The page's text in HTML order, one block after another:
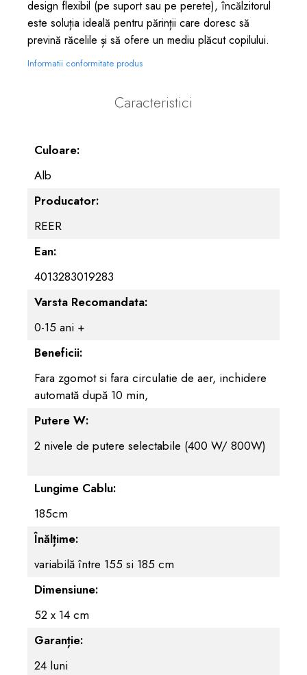
design flexibil (pe suport sau pe perete), încălzitorul
este soluția ideală pentru părinții care doresc să
prevină răcelile și să ofere un mediu plăcut copilului.
Informatii conformitate produs
Caracteristici
Culoare:
Alb
Producator:
REER
Ean:
4013283019283
Varsta Recomandata:
0-15 ani +
Beneficii:
Fara zgomot si fara circulatie de aer, inchidere
automată după 10 min,
Putere W:
2 nivele de putere selectabile (400 W/ 800W)
Lungime Cablu:
185cm
Înălțime:
variabilă între 155 si 185 cm
Dimensiune:
52 x 14 cm
Garanție:
24 luni